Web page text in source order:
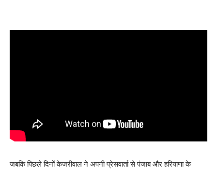
जबकि पिछले दिनों केजरीवाल ने अपनी प्रेसवार्ता से पंजाब और हरियाणा के